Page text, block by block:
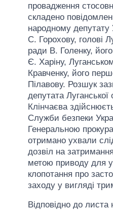
провадження
складено
народному депутату
С. Горохову, голові
ради В. Голенку,
Є. Харіну,
Кравченку, його
Пілавову. Розшук
депутата
Клінчаєва
Служби безпеки
Генеральною
отримано ухвали
дозвіл на
метою приводу для
клопотання про
заходу у вигляді
Відповідно до листа